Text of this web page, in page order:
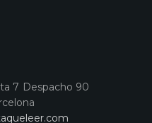
7 Despacho 90